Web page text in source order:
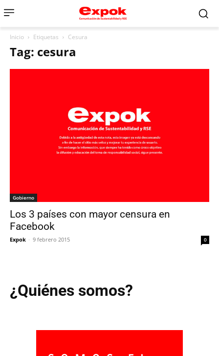
Inicio Etiquetas Cesura
Tag: cesura
Gobierno
Los 3 países con mayor censura en
Facebook
Expok - 9 febrero 2015 0
¿Quiénes somos?